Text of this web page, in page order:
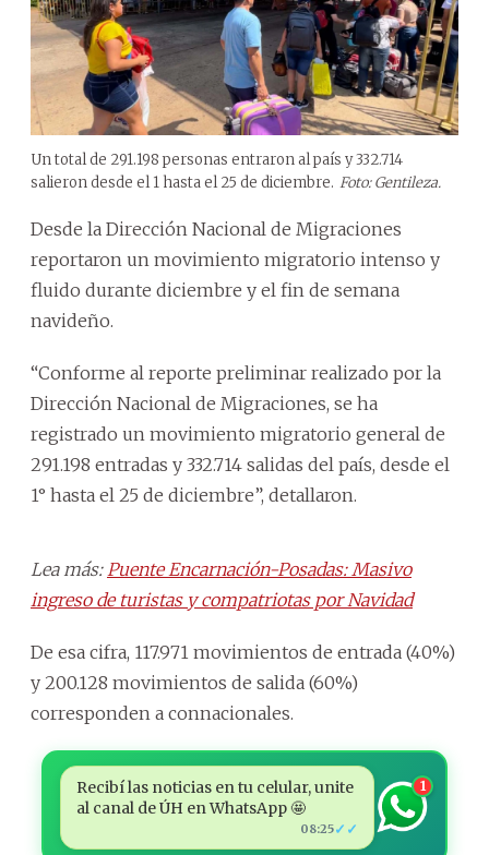
Un total de 291.198 personas entraron al país y 332.714
salieron desde el 1 hasta el 25 de diciembre. Foto: Gentileza.
Desde la Dirección Nacional de Migraciones
reportaron un movimiento migratorio intenso y
fluido durante diciembre y el fin de semana
navideño.
“Conforme al reporte preliminar realizado por la
Dirección Nacional de Migraciones, se ha
registrado un movimiento migratorio general de
291.198 entradas y 332.714 salidas del país, desde el
1° hasta el 25 de diciembre”, detallaron.
Lea más: Puente Encarnación-Posadas: Masivo
ingreso de turistas y compatriotas por Navidad
De esa cifra, 117.971 movimientos de entrada (40%)
y 200.128 movimientos de salida (60%)
corresponden a connacionales.
Recibí las noticias en tu celular, unite
al canal de ÚH en WhatsApp 🤩
08:25✓✓
1